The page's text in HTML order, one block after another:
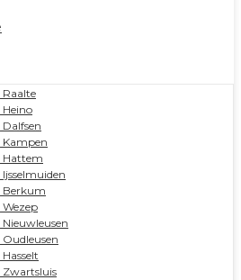
Kampen
Hattem
Berkum
Zwartsluis